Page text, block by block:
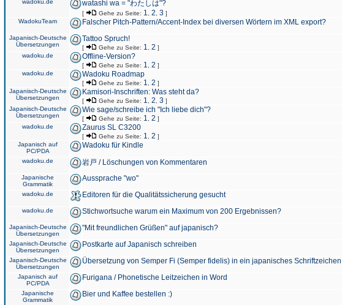
wadoku.de watashi wa = "わたしは"?
[ Gehe zu Seite: 1 2 3 ]
WadokuTeam Falscher Pitch-Pattern/Accent-Index bei diversen Wörtern im XML export?
Japanisch-Deutsche
Übersetzungen
Tattoo Spruch!
[ Gehe zu Seite: 1 2 ]
wadoku.de Offline-Version?
[ Gehe zu Seite: 1 2 ]
wadoku.de Wadoku Roadmap
[ Gehe zu Seite: 1 2 ]
Japanisch-Deutsche
Übersetzungen
Kamisori-Inschriften: Was steht da?
[ Gehe zu Seite: 1 2 3 ]
Japanisch-Deutsche
Übersetzungen
Wie sage/schreibe ich "Ich liebe dich"?
[ Gehe zu Seite: 1 2 ]
wadoku.de Zaurus SL C3200
[ Gehe zu Seite: 1 2 ]
Japanisch auf
PC/PDA
Wadoku für Kindle
wadoku.de 岩戸 / Löschungen von Kommentaren
Japanische
Grammatik
Aussprache "wo"
wadoku.de Editoren für die Qualitätssicherung gesucht
wadoku.de Stichwortsuche warum ein Maximum von 200 Ergebnissen?
Japanisch-Deutsche
Übersetzungen
"Mit freundlichen Grüßen" auf japanisch?
Japanisch-Deutsche
Übersetzungen
Postkarte auf Japanisch schreiben
Japanisch-Deutsche
Übersetzungen
Übersetzung von Semper Fi (Semper fidelis) in ein japanisches Schriftzeichen
Japanisch auf
PC/PDA
Furigana / Phonetische Leitzeichen in Word
Japanische
Grammatik
Bier und Kaffee bestellen :)